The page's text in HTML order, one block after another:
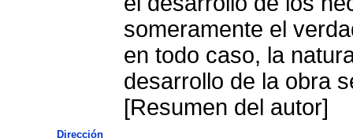
someramente el
en todo caso, la
desarrollo de la obra
[Resumen del autor]
Dirección